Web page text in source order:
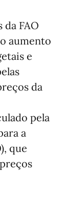
FAO
aumento
e
da
pela
a
que